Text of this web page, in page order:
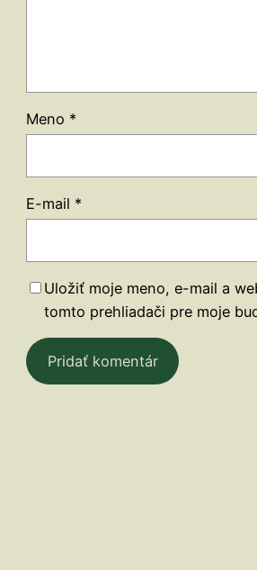
Meno *
E-mail *
Uložiť moje meno, e-mail a
tomto prehliadači pre moje